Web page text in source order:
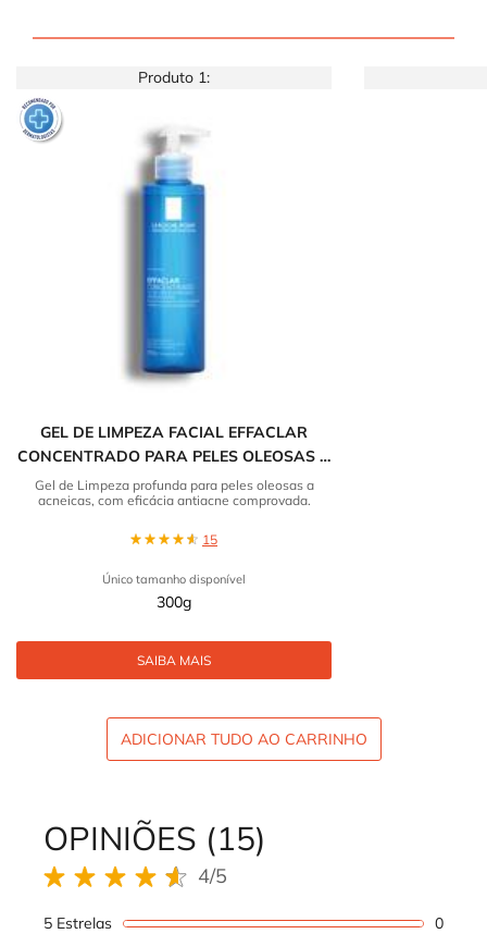
Produto 1:
GEL DE LIMPEZA FACIAL EFFACLAR
CONCENTRADO PARA PELES OLEOSAS A
ACNEICAS LA ROCHE-POSAY
Gel de Limpeza profunda para peles oleosas a
acneicas, com eficácia antiacne comprovada.
15
Único tamanho disponível
300g
SAIBA MAIS
ADICIONAR TUDO AO CARRINHO
OPINIÕES (15)
4 out of 5 stars. 4/5
5 Estrelas 0